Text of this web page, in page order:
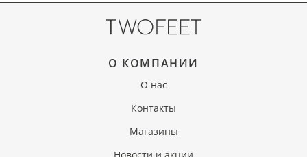
О КОМПАНИИ
О нас
Контакты
Магазины